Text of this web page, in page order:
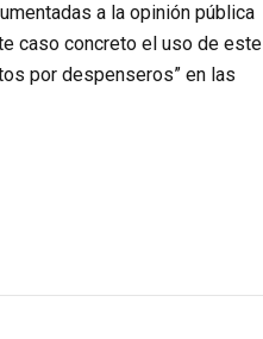
a la opinión pública
caso concreto el uso de este
por despenseros” en las